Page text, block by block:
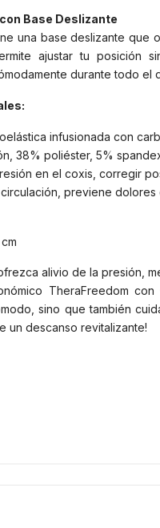
Base Deslizante
una base deslizante
ajustar tu posición
durante todo el
infusionada con
38% poliéster, 5%
en el coxis, corregir
previene
alivio de la presión,
TheraFreedom
sino que también
un descanso revitalizante!